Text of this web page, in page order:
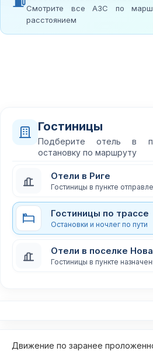
Смотрите все АЗС по
расстоянием
Гостиницы
Подберите отель в
остановку по маршруту
Отели в Риге
Гостиницы в пункте
Гостиницы по трассе
Остановки и ночлег по пути
Отели в поселке
Гостиницы в пункте
Движение по заранее